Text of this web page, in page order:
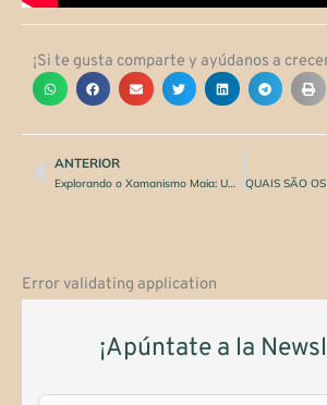
¡Si te gusta comparte y ayúdanos a
Anterior
ANTERIOR
Explorando o Xamanismo Maia: Uma Jornada Através da Espiritualidade Ancestral
Error validating application
¡Apúntate a la